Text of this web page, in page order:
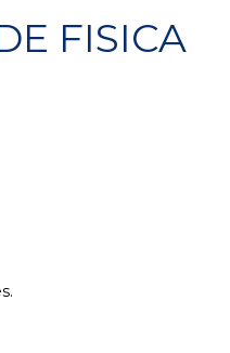
FISICA